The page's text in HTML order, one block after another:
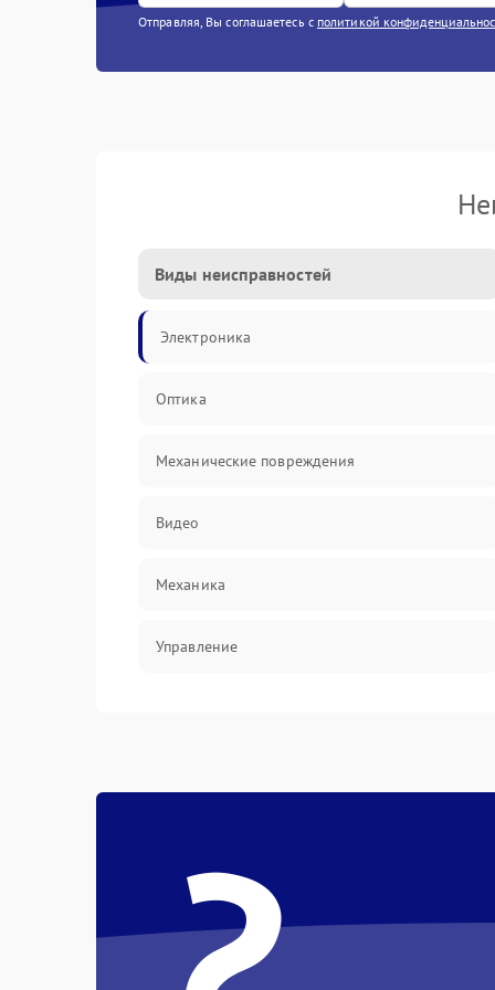
Отправляя, Вы соглашаетесь с политикой
Виды неисправностей
Электроника
Оптика
Механические повреждения
Видео
Механика
Управление
Электроника/Оптика